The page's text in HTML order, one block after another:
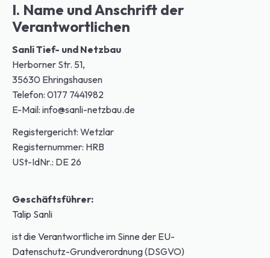
I. Name und Anschrift der
Verantwortlichen
Sanli Tief- und Netzbau
Herborner Str. 51,
35630 Ehringshausen
Telefon: 0177 7441982
E-Mail: info@sanli-netzbau.de
Registergericht: Wetzlar
Registernummer: HRB
USt-IdNr.: DE 26
Geschäftsführer:
Talip Sanli
ist die Verantwortliche im Sinne der EU-
Datenschutz-Grundverordnung (DSGVO)